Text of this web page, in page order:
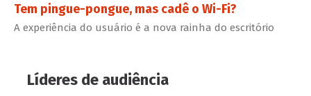
Tem pingue-pongue, mas cadê o Wi-Fi?
A experiência do usuário é a nova rainha do escritório
Líderes de audiência